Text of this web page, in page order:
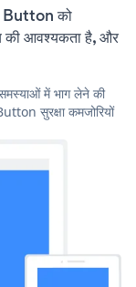
Button को
आवश्यकता है, और
में भाग लेने की
सुरक्षा कमजोरियों